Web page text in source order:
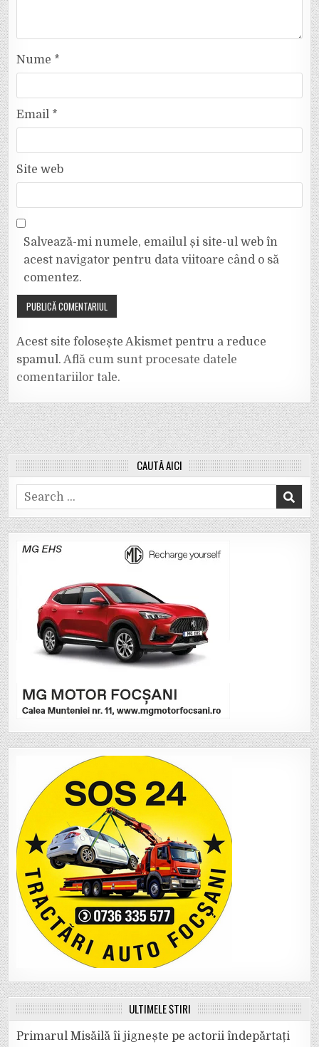
Nume *
Email *
Site web
Salvează-mi numele, emailul și site-ul web în
acest navigator pentru data viitoare când o să
comentez.
Acest site folosește Akismet pentru a reduce
spamul.Află cum sunt procesate datele
comentariilor tale.
CAUTĂ AICI
Search
for:
ULTIMELE ȘTIRI
Primarul Misăilă îi jignește pe actorii îndepărtați